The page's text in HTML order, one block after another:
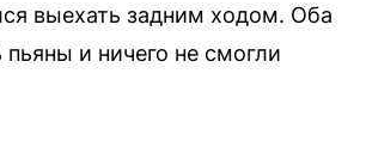
выехать задним ходом. Оба
и ничего не смогли